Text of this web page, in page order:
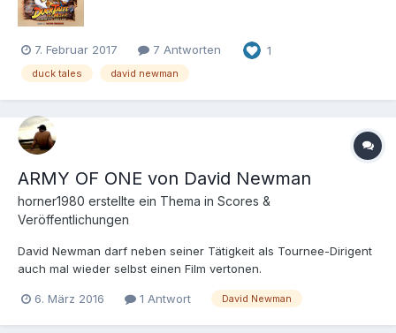
7. Februar 2017 7 Antworten 1
duck tales david newman
ARMY OF ONE von David Newman
horner1980 erstellte ein Thema in Scores &
Veröffentlichungen
David Newman darf neben seiner Tätigkeit als Tournee-Dirigent
auch mal wieder selbst einen Film vertonen.
6. März 2016 1 Antwort David Newman